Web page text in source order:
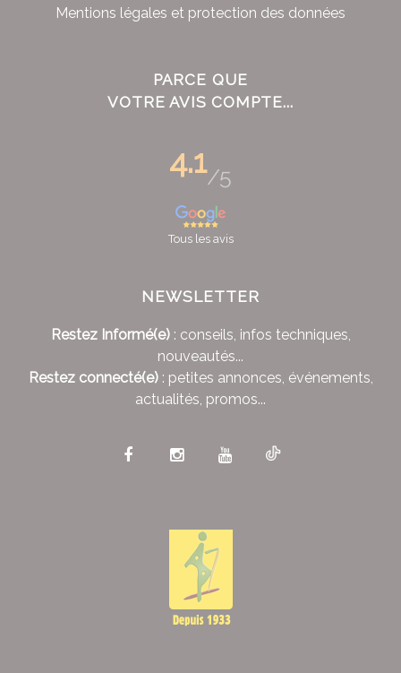
Mentions légales et protection des données
PARCE QUE
VOTRE AVIS COMPTE...
4.1/5
Tous les avis
NEWSLETTER
Restez Informé(e): conseils, infos techniques,
nouveautés...
Restez connecté(e): petites annonces, événements,
actualités, promos...